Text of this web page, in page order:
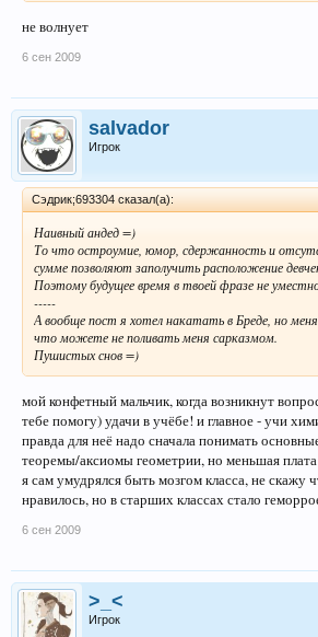
не волнует
6 сен 2009
salvador
Игрок
Сэдрик;693304 сказал(а):
Наивный андед =)
То что остроумие, юмор, сдержанность и
сумме позволяют заполучить расположение
Поэтому будущее время в твоей фразе не
-----
А вообще пост я хотел накатать в Бреде, но
что можете не поливать меня сарказмом.
Пушистых снов =)
мой конфетный мальчик, когда возникнут
тебе помогу) удачи в учёбе! и главное - учи
правда для неё надо сначала понимать
теоремы/аксиомы геометрии, но меньшая
я сам умудрялся быть мозгом класса, не скажу
нравилось, но в старших классах стало
6 сен 2009
>_<
Игрок